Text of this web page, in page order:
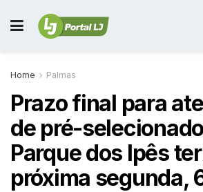
Home Palmas
Prazo final para
de pré-
Parque dos Ipês
próxima segunda,